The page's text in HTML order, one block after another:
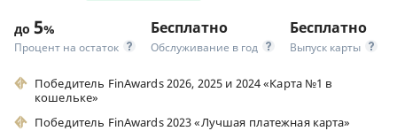
до 5%
Процент на остаток
Бесплатно
Обслуживание в год
Бесплатно
Выпуск карты
Победитель FinAwards 2026, 2025 и 2024 «Карта №1 в
кошельке»
Победитель FinAwards 2023 «Лучшая платежная карта»